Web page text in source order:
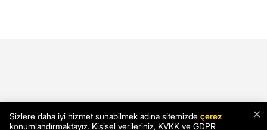
×
Sizlere daha iyi hizmet sunabilmek adına sitemizde çerez
konumlandırmaktayız. Kişisel verileriniz, KVKK ve GDPR